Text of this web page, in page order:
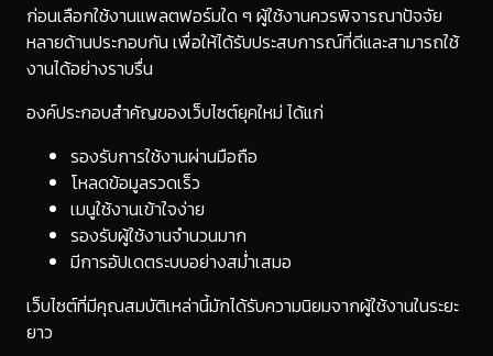
ก่อนเลือกใช้งานแพลตฟอร์มใด ๆ ผู้ใช้งานควรพิจารณาปัจจัย
หลายด้านประกอบกัน เพื่อให้ได้รับประสบการณ์ที่ดีและสามารถใช้
งานได้อย่างราบรื่น
องค์ประกอบสำคัญของเว็บไซต์ยุคใหม่ ได้แก่
รองรับการใช้งานผ่านมือถือ
โหลดข้อมูลรวดเร็ว
เมนูใช้งานเข้าใจง่าย
รองรับผู้ใช้งานจำนวนมาก
มีการอัปเดตระบบอย่างสม่ำเสมอ
เว็บไซต์ที่มีคุณสมบัติเหล่านี้มักได้รับความนิยมจากผู้ใช้งานในระยะ
ยาว